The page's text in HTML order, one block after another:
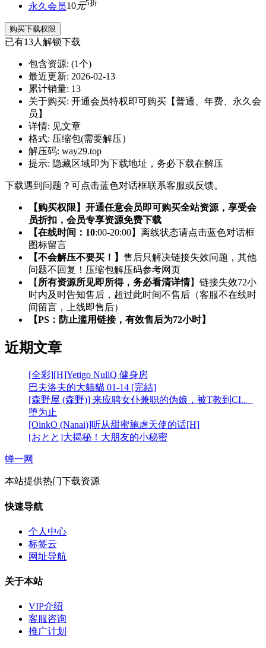
永久会员10元5折
购买下载权限
已有13人解锁下载
包含资源: (1个)
最近更新: 2026-02-13
累计销量: 13
关于购买: 开通会员特权即可购买【普通、年费、永久会
员】
详情: 见文章
格式: 压缩包(需要解压）
解压码: way29.top
提示: 隐藏区域即为下载地址，务必下载在解压
下载遇到问题？可点击蓝色对话框联系客服或反馈。
【购买权限】开通任意会员即可购买全站资源，享受会
员折扣，会员专享资源免费下载
【在线时间：10:00-20:00】离线状态请点击蓝色对话框
图标留言
【不会解压不要买！】 售后只解决链接失效问题，其他
问题不回复！压缩包解压码参考网页
【 所有资源所见即所得，务必看清详情】链接失效72小
时内及时告知售后，超过此时间不售后（客服不在线时
间留言，上线即售后）
【PS：防止滥用链接，有效售后为72小时】
近期文章
[全彩][H]Yetigo NullQ 健身房
巴夫洛夫的大貓貓 01-14 [完結]
[森野屋 (森野)] 来应聘女仆兼职的伪娘，被T教到CI.。
堕为止
[OinkO (Nanai)]听从甜蜜施虐天使的话[H]
[おとと]大揭秘！大朋友的小秘密
蝉一网
本站提供热门下载资源
快速导航
个人中心
标签云
网址导航
关于本站
VIP介绍
客服咨询
推广计划